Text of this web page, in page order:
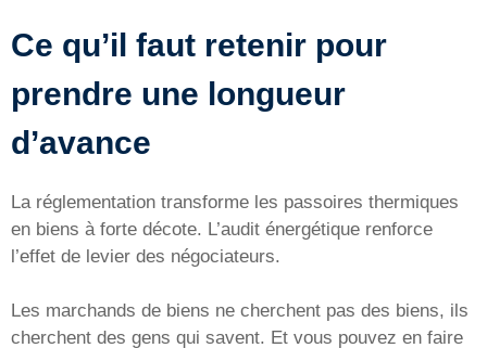
Ce qu’il faut retenir pour
prendre une longueur
d’avance
La réglementation transforme les passoires thermiques
en biens à forte décote. L’audit énergétique renforce
l’effet de levier des négociateurs.
Les marchands de biens ne cherchent pas des biens, ils
cherchent des gens qui savent. Et vous pouvez en faire